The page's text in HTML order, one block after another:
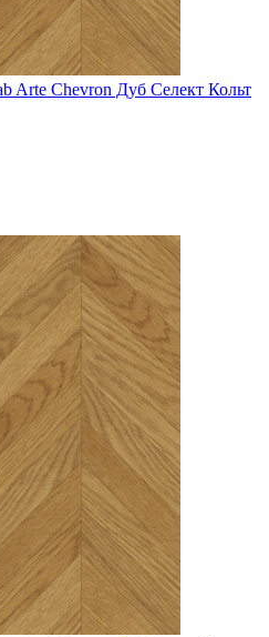
Arte Chevron Дуб Селект Кольт